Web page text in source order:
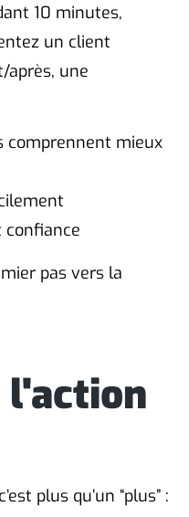
10 minutes,
un client
une
comprennent mieux
pas vers la
l'action
plus qu’un “plus” :